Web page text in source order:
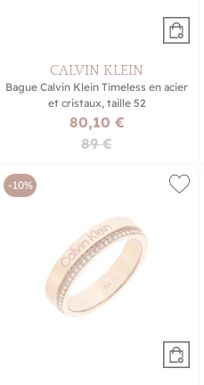
CALVIN KLEIN
Bague Calvin Klein Timeless en acier
et cristaux, taille 52
80,10 €
89 €
-10%